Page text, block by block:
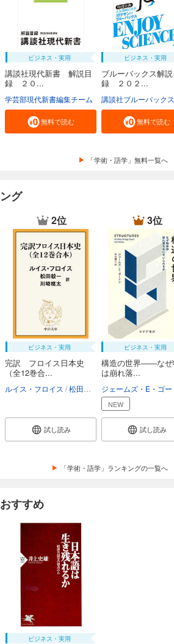
ビジネス・実用
講談社現代新書 解説目
録 ２０...
学芸部現代新書編集チーム
無料で読む
ビジネス・実用
ブルーバックス解
録 ２０２...
講談社ブルーバックス
無料で読む
「学術・語学」無料一覧へ
グ
社
2位
ビジネス・実用
完訳 フロイス日本史
（全12巻合...
ルイス・フロイス 松田毅一 川崎桃太
試し読み
3位
ビジネス・実用
構造の世界――なぜ
は崩れ落...
NEW
試し読み
「学術・語学」ランキングの一覧へ
すすめ
ビジネス・実用